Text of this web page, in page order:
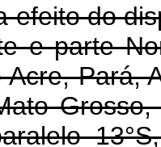
do
e parte
Acre, Pará,